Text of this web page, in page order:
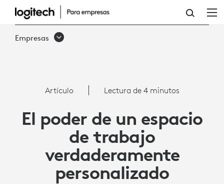
EL
PODER
ESPACIO
TRABAJO
VERDADERAMENTE
PERSONALIZADO
Empresas
Artículo Lectura de 4 minutos
El poder de un espacio
de trabajo
verdaderamente
personalizado